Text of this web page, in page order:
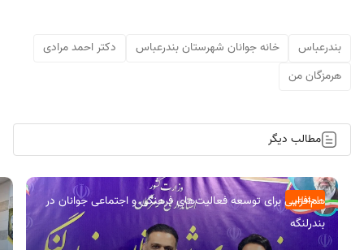
بندرعباس خانه جوانان شهرستان بندرعباس
دکتر احمد مرادی
هرمزگان من
مطالب دیگر
اجتماعی
هم‌افزایی برای توسعه فعالیت‌های فرهنگی و اجتماعی جوانان در
بندرلنگه